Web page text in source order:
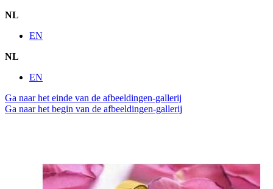
NL
EN
NL
EN
Ga naar het einde van de afbeeldingen-gallerij
Ga naar het begin van de afbeeldingen-gallerij